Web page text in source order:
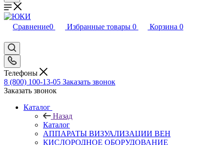
Сравнение0 Избранные товары 0 Корзина 0
Телефоны
8 (800) 100-13-05 Заказать звонок
Заказать звонок
Каталог
Назад
Каталог
АППАРАТЫ ВИЗУАЛИЗАЦИИ ВЕН
КИСЛОРОДНОЕ ОБОРУДОВАНИЕ